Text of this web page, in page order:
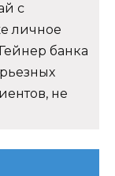
с
личное
банка
не